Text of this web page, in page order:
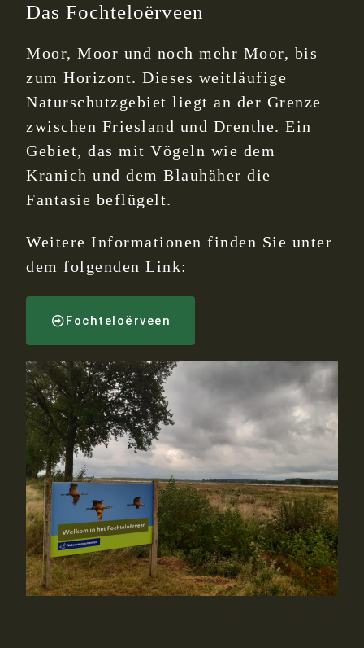
Das Fochteloërveen
Moor, Moor und noch mehr Moor, bis
zum Horizont. Dieses weitläufige
Naturschutzgebiet liegt an der Grenze
zwischen Friesland und Drenthe. Ein
Gebiet, das mit Vögeln wie dem
Kranich und dem Blauhäher die
Fantasie beflügelt.
Weitere Informationen finden Sie unter
dem folgenden Link:
Fochteloërveen